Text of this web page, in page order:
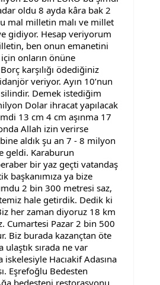
oldu 8 ayda kâra bak 2
mal milletin malı ve millet
gidiyor. Hesap veriyorum
ben onun emanetini
onların önüne
karşılığı ödediğiniz
veriyor. Ayın 10’nun
Demek istediğim
Dolar ihracat yapılacak
13 cm 4 cm aşınma 17
Allah izin verirse
aldık şu an 7 - 8 milyon
geldi. Karaburun
bir yaz geçti vatandaş
başkanımıza ya bize
2 bin 300 metresi saz,
hale getirdik. Dedik ki
her zaman diyoruz 18 km
Cumartesi Pazar 2 bin 500
Biz burada kazançtan öte
sırada ne var
Hacıakif Adasına
Eşrefoğlu Bedesten
bedesteni restorasyonu